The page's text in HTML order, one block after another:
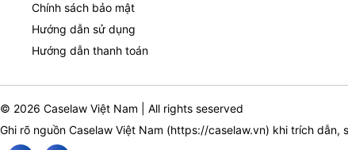
Chính sách bảo mật
Hướng dẫn sử dụng
Hướng dẫn thanh toán
© 2026 Caselaw Việt Nam | All rights seserved
Ghi rõ nguồn Caselaw Việt Nam (https://caselaw.vn) khi trích dẫn,